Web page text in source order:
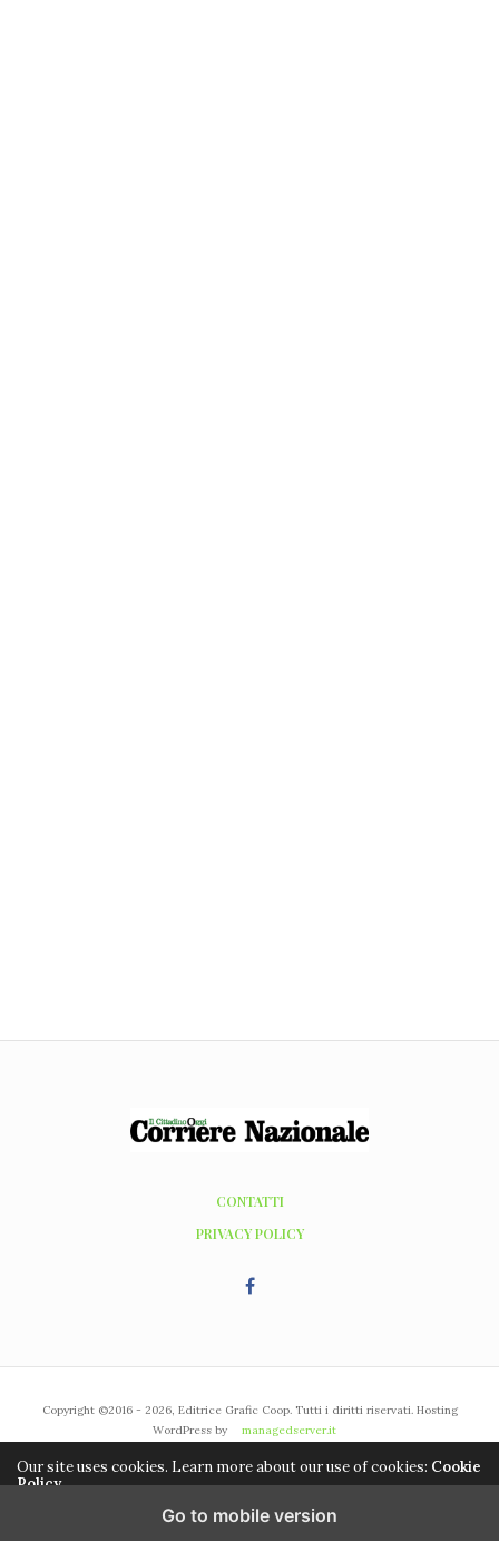
CONTATTI
PRIVACY POLICY
Copyright ©2016 - 2026, Editrice Grafic Coop. Tutti i diritti riservati. Hosting
WordPress by
managedserver.it
Our site uses cookies. Learn more about our use of cookies: Cookie
Policy
ACCEPT
Go to mobile version